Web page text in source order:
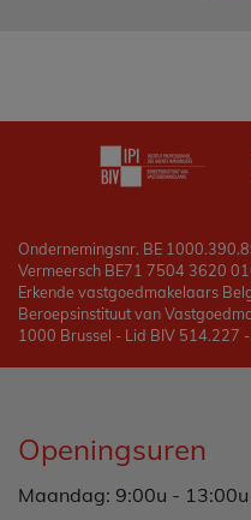
Ondernemingsnr. BE
Vermeersch BE71 7504 3620
Erkende vastgoedmakelaars
Beroepsinstituut van
1000 Brussel - Lid BIV 514.227 -
Openingsuren
Maandag: 9:00u -